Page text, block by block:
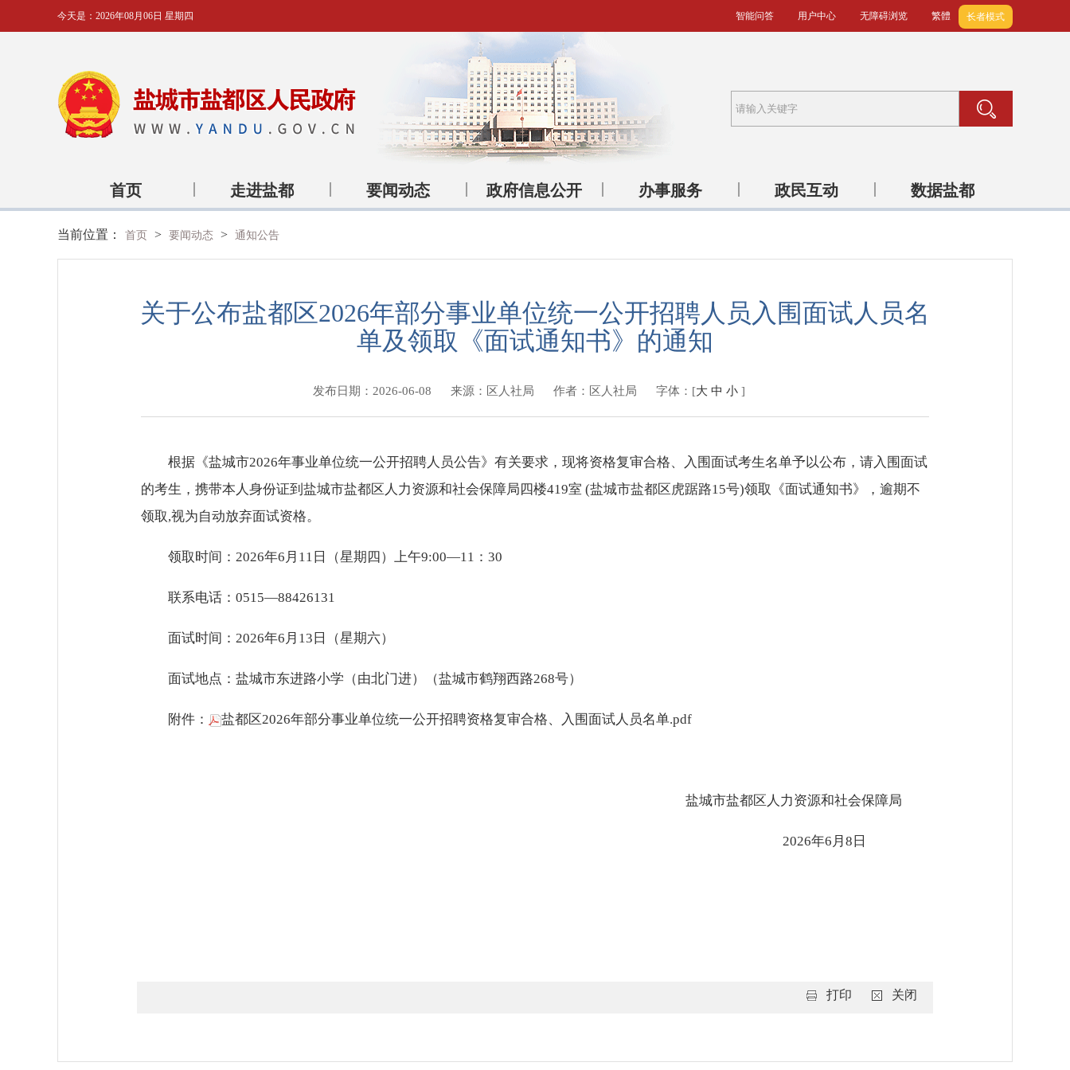
智能问答 用户中心 无障碍浏览 繁體 长者模式
今天是： 2026年08月06日 星期四
首页 走进盐都 要闻动态 政府信息公开 办事服务 政民互动 数据盐都
当前位置： 首页 > 要闻动态 > 通知公告
关于公布盐都区2026年部分事业单位统一公开招聘人员入围面试人员名
单及领取《面试通知书》的通知
发布日期：2026-06-08 来源：区人社局 作者：区人社局 字体：[大 中 小 ]
根据《盐城市2026年事业单位统一公开招聘人员公告》有关要求，现将资格复审合格、入围面试考生名单予以公布，请入围面试
的考生，携带本人身份证到盐城市盐都区人力资源和社会保障局四楼419室 (盐城市盐都区虎踞路15号)领取《面试通知书》，逾期不
领取,视为自动放弃面试资格。
领取时间：2026年6月11日（星期四）上午9:00—11：30
联系电话：0515—88426131
面试时间：2026年6月13日（星期六）
面试地点：盐城市东进路小学（由北门进）（盐城市鹤翔西路268号）
附件： 盐都区2026年部分事业单位统一公开招聘资格复审合格、入围面试人员名单.pdf
盐城市盐都区人力资源和社会保障局
2026年6月8日
打印 关闭